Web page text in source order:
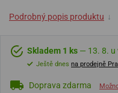
Podrobný popis produktu ↓
Skladem 1 ks — 13. 8. u
Ještě dnes na prodejně
Doprava zdarma